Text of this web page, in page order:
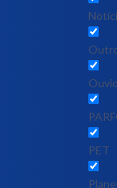
PET